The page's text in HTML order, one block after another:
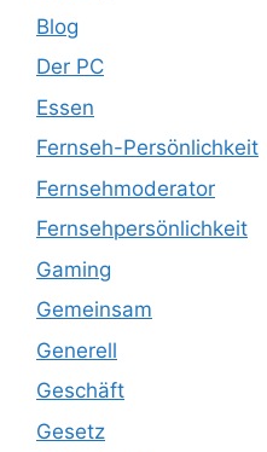
Blog
Der PC
Essen
Fernseh-Persönlichkeit
Fernsehmoderator
Fernsehpersönlichkeit
Gaming
Gemeinsam
Generell
Geschäft
Gesetz